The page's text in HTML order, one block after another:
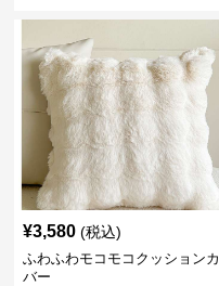
¥3,580 (税込)
ふわふわモコモコクッションカ
バー